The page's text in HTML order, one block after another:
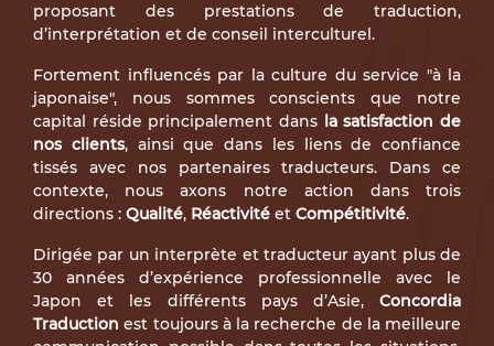
proposant des prestations de traduction,
d’interprétation et de conseil interculturel.
Fortement influencés par la culture du service "à la
japonaise", nous sommes conscients que notre
capital réside principalement dans la satisfaction de
nos clients, ainsi que dans les liens de confiance
tissés avec nos partenaires traducteurs. Dans ce
contexte, nous axons notre action dans trois
directions : Qualité, Réactivité et Compétitivité.
Dirigée par un interprète et traducteur ayant plus de
30 années d’expérience professionnelle avec le
Japon et les différents pays d’Asie, Concordia
Traduction est toujours à la recherche de la meilleure